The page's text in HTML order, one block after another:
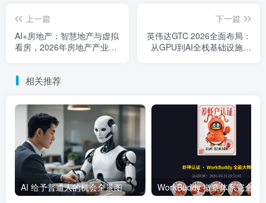
上一篇
AI+房地产：智慧地产与虚拟
看房，2026年房地产产业新
下一篇
英伟达GTC 2026全面布局：
从GPU到AI全栈基础设施提
相关推荐
AI 给予普通人的机会全景图